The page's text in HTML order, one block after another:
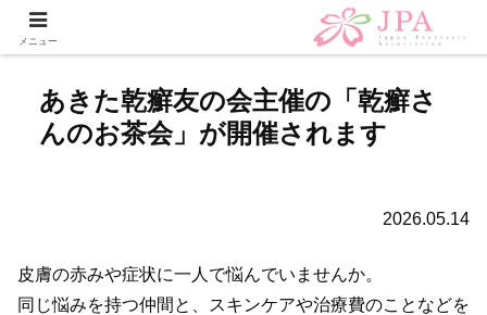
あきた乾癬友の会主催の「乾癬さ
んのお茶会」が開催されます
2026.05.14
皮膚の赤みや症状に一人で悩んでいませんか。
同じ悩みを持つ仲間と、スキンケアや治療費のことなどを
メニュー